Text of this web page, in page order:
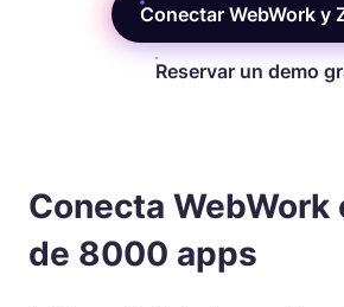
Conectar WebWork y
Reservar un demo
Conecta WebWork
de 8000 apps